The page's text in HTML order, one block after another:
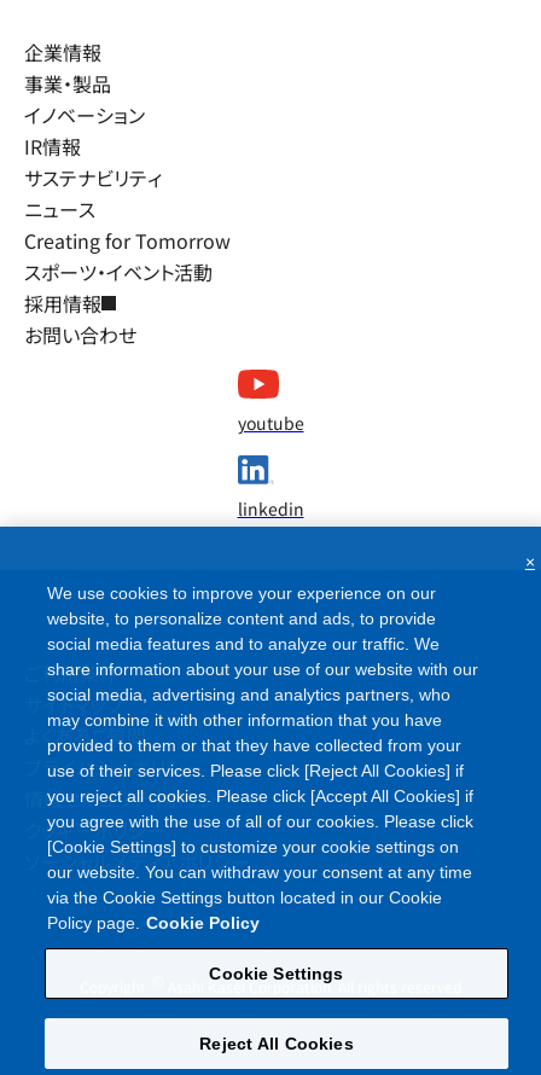
企業情報
事業・製品
イノベーション
IR情報
サステナビリティ
ニュース
Creating for Tomorrow
スポーツ・イベント活動
採用情報
お問い合わせ
youtube
linkedin
ご利用条件
サイトマップ
よくあるご質問
プライバシーポリシー
情報セキュリティポリシー
クッキーポリシー
ソーシャルメディアポリシー
Asahi Kasei Corporation. All rights reserved
We use cookies to improve your experience on our
website, to personalize content and ads, to provide
social media features and to analyze our traffic. We
share information about your use of our website with our
social media, advertising and analytics partners, who
may combine it with other information that you have
provided to them or that they have collected from your
use of their services. Please click [Reject All Cookies] if
you reject all cookies. Please click [Accept All Cookies] if
you agree with the use of all of our cookies. Please click
[Cookie Settings] to customize your cookie settings on
our website. You can withdraw your consent at any time
via the Cookie Settings button located in our Cookie
Policy page. Cookie Policy
Cookie Settings
Reject All Cookies
×